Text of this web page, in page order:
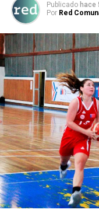
Publicado hace
Por Red